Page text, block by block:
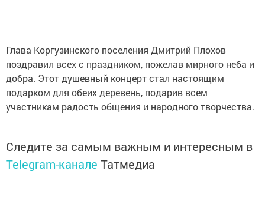
Глава Коргузинского поселения Дмитрий Плохов
поздравил всех с праздником, пожелав мирного неба и
добра. Этот душевный концерт стал настоящим
подарком для обеих деревень, подарив всем
участникам радость общения и народного творчества.
Следите за самым важным и интересным в
Telegram-канале Татмедиа